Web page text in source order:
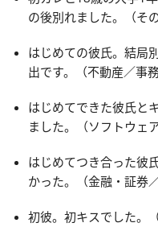
の後別れました。（そ
はじめての彼氏。結局
出です。（不動産／事
はじめてできた彼氏と
ました。（ソフトウェ
はじめてつき合った彼
かった。（金融・証券
初彼。初キスでした。